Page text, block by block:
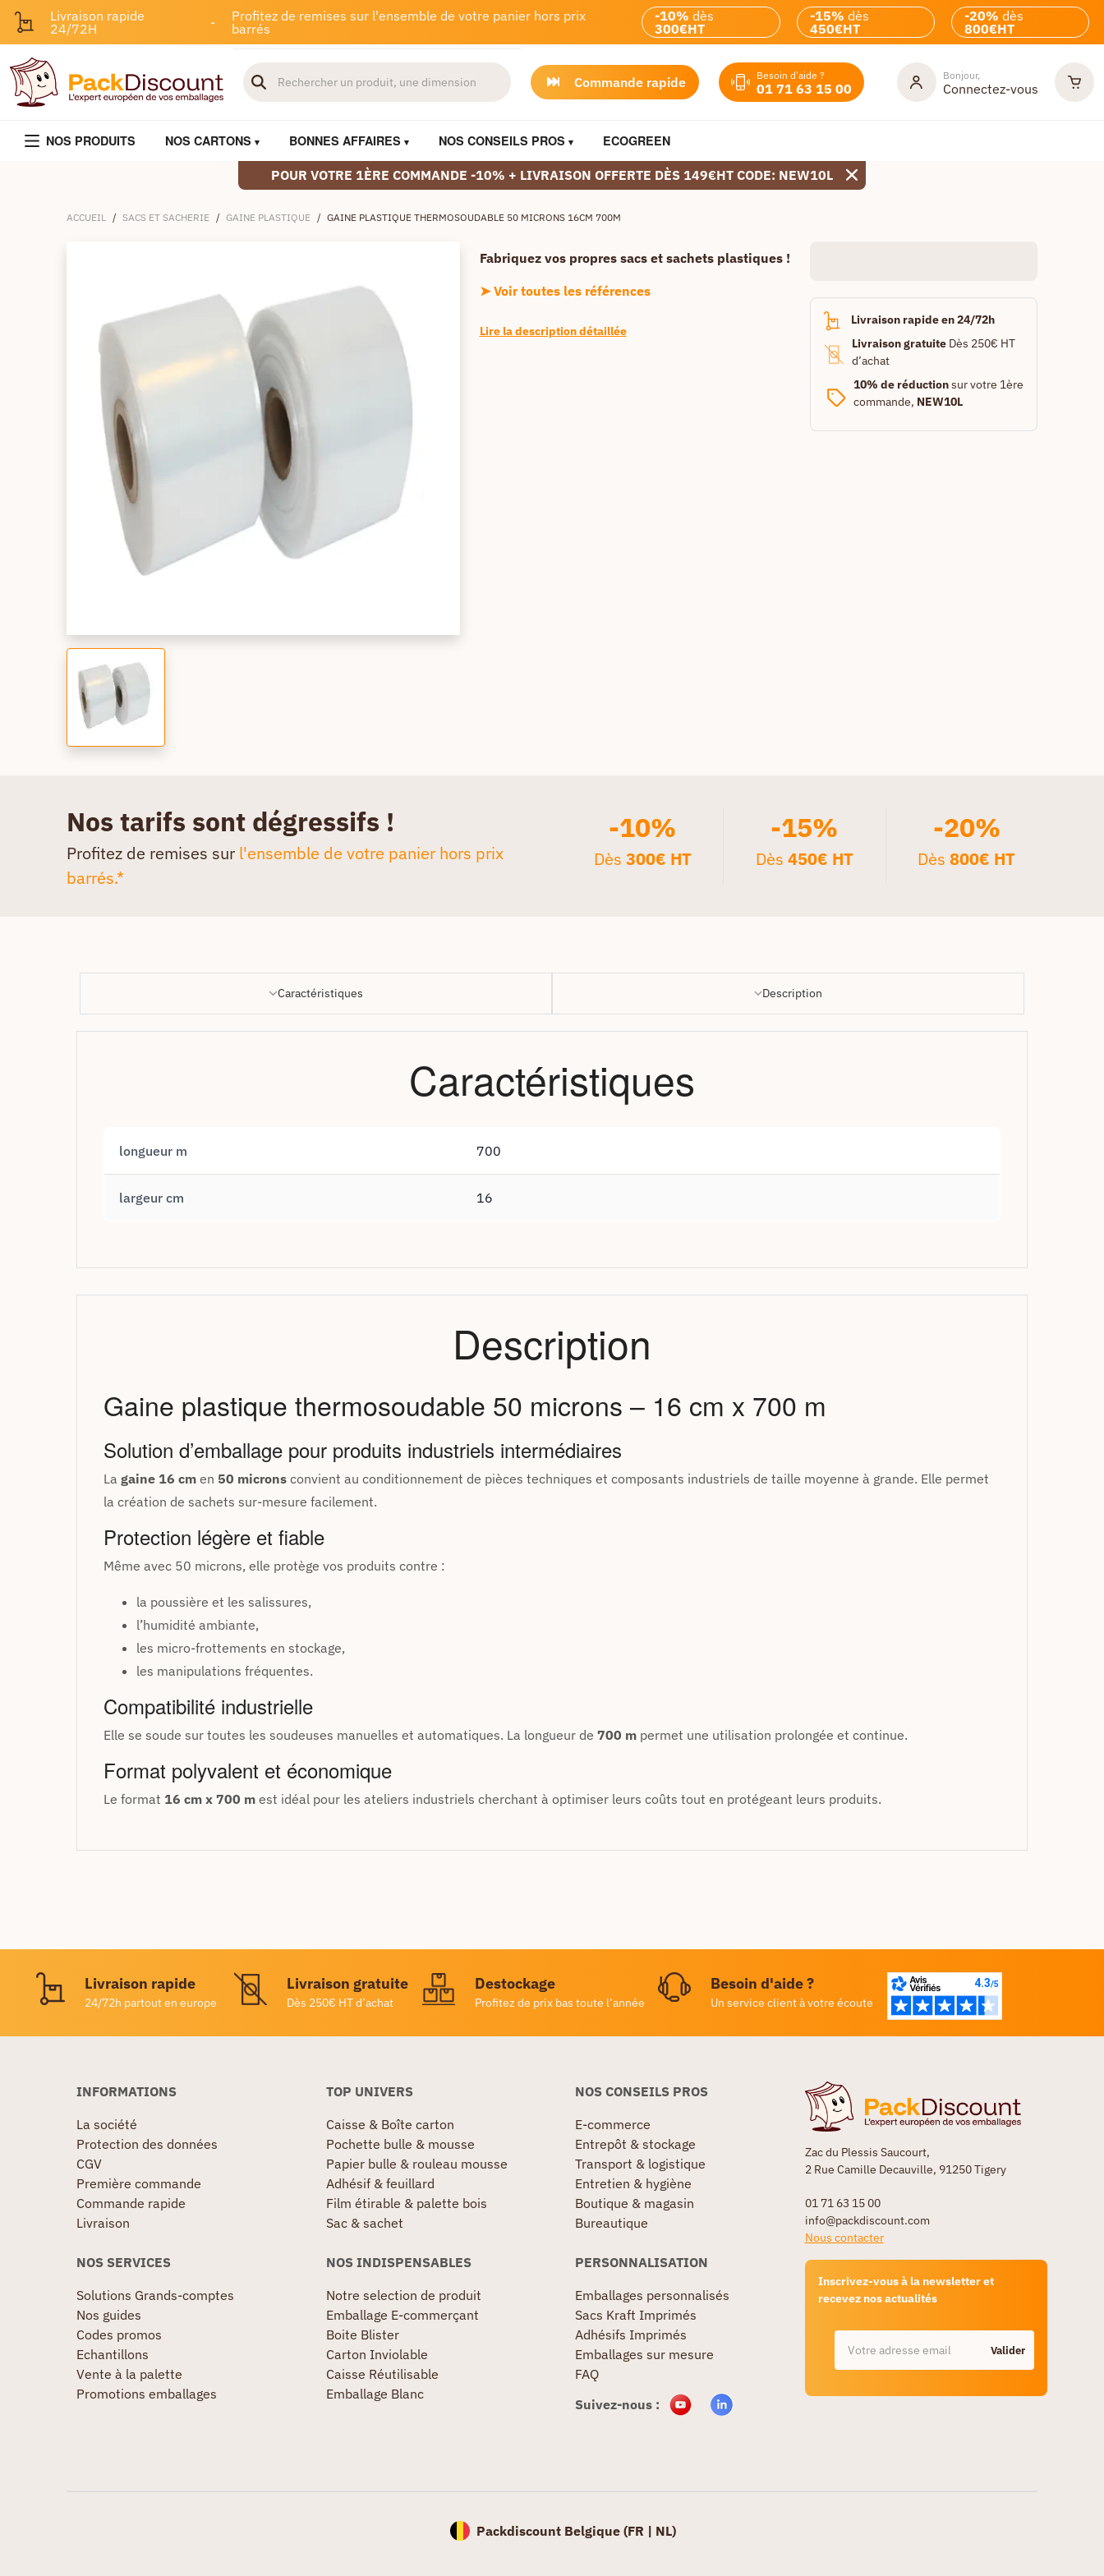
Livraison rapide
24/72H
-
Profitez de remises sur l'ensemble de votre panier hors prix
barrés
-10% dès
300€HT
-15% dès
450€HT
-20% dès
800€HT
Commande rapide Besoin d'aide ?
01 71 63 15 00
Bonjour,
Connectez-vous
NOS PRODUITS NOS CARTONS BONNES AFFAIRES NOS CONSEILS PROS ECOGREEN
POUR VOTRE 1ÈRE COMMANDE -10% + LIVRAISON OFFERTE DÈS 149€HT CODE: NEW10L
ACCUEIL / SACS ET SACHERIE / GAINE PLASTIQUE / GAINE PLASTIQUE THERMOSOUDABLE 50 MICRONS 16CM 700M
Fabriquez vos propres sacs et sachets plastiques !
➤ Voir toutes les références
Lire la description détaillée
Livraison rapide en 24/72h
Livraison gratuiteDès 250€ HT
d’achat
10% de réductionsur votre 1ère
commande, NEW10L
Nos tarifs sont dégressifs !
Profitez de remises sur l'ensemble de votre panier hors prix
barrés.*
-10%
Dès 300€ HT
-15%
Dès 450€ HT
-20%
Dès800€ HT
Caractéristiques Description
Caractéristiques
longueur m 700
largeur cm 16
Description
Gaine plastique thermosoudable 50 microns – 16 cm x 700 m
Solution d’emballage pour produits industriels intermédiaires
La gaine 16 cm en 50 microns convient au conditionnement de pièces techniques et composants industriels de taille moyenne à grande. Elle permet
la création de sachets sur-mesure facilement.
Protection légère et fiable
Même avec 50 microns, elle protège vos produits contre :
la poussière et les salissures,
l’humidité ambiante,
les micro-frottements en stockage,
les manipulations fréquentes.
Compatibilité industrielle
Elle se soude sur toutes les soudeuses manuelles et automatiques. La longueur de 700 m permet une utilisation prolongée et continue.
Format polyvalent et économique
Le format 16 cm x 700 m est idéal pour les ateliers industriels cherchant à optimiser leurs coûts tout en protégeant leurs produits.
Livraison rapide
24/72h partout en europe
Livraison gratuite
Dès 250€ HT d’achat
Destockage
Profitez de prix bas toute l’année
Besoin d'aide ?
Un service client à votre écoute
Zac du Plessis Saucourt,
2 Rue Camille Decauville, 91250 Tigery
01 71 63 15 00
info@packdiscount.com
Nous contacter
Inscrivez-vous à la newsletter et
recevez nos actualités
Valider
INFORMATIONS
La société
Protection des données
CGV
Première commande
Commande rapide
Livraison
TOP UNIVERS
Caisse & Boîte carton
Pochette bulle & mousse
Papier bulle & rouleau mousse
Adhésif & feuillard
Film étirable & palette bois
Sac & sachet
NOS CONSEILS PROS
E-commerce
Entrepôt & stockage
Transport & logistique
Entretien & hygiène
Boutique & magasin
Bureautique
NOS SERVICES
Solutions Grands-comptes
Nos guides
Codes promos
Echantillons
Vente à la palette
Promotions emballages
NOS INDISPENSABLES
Notre selection de produit
Emballage E-commerçant
Boite Blister
Carton Inviolable
Caisse Réutilisable
Emballage Blanc
PERSONNALISATION
Emballages personnalisés
Sacs Kraft Imprimés
Adhésifs Imprimés
Emballages sur mesure
FAQ
Suivez-nous :
Packdiscount Belgique (FR | NL)